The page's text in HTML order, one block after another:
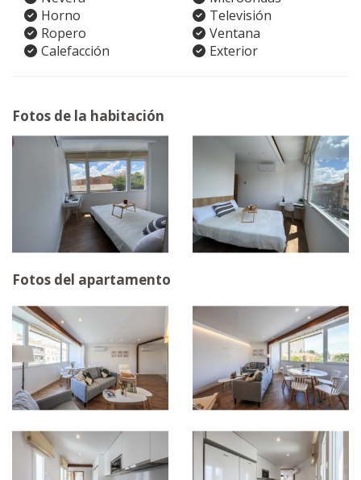
Horno
Televisión
Ropero
Ventana
Calefacción
Exterior
Fotos de la habitación
Fotos del apartamento